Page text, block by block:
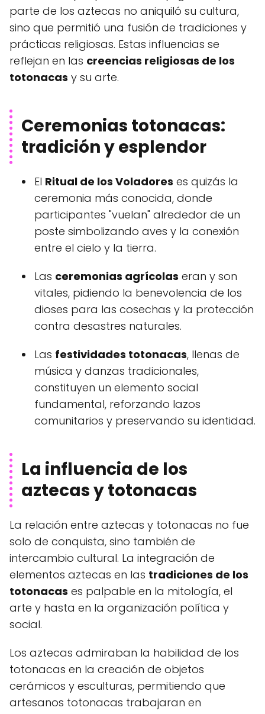
parte de los aztecas no aniquiló su cultura,
sino que permitió una fusión de tradiciones y
prácticas religiosas. Estas influencias se
reflejan en las creencias religiosas de los
totonacas y su arte.
Ceremonias totonacas:
tradición y esplendor
El Ritual de los Voladores es quizás la
ceremonia más conocida, donde
participantes "vuelan" alrededor de un
poste simbolizando aves y la conexión
entre el cielo y la tierra.
Las ceremonias agrícolas eran y son
vitales, pidiendo la benevolencia de los
dioses para las cosechas y la protección
contra desastres naturales.
Las festividades totonacas, llenas de
música y danzas tradicionales,
constituyen un elemento social
fundamental, reforzando lazos
comunitarios y preservando su identidad.
La influencia de los
aztecas y totonacas
La relación entre aztecas y totonacas no fue
solo de conquista, sino también de
intercambio cultural. La integración de
elementos aztecas en las tradiciones de los
totonacas es palpable en la mitología, el
arte y hasta en la organización política y
social.
Los aztecas admiraban la habilidad de los
totonacas en la creación de objetos
cerámicos y esculturas, permitiendo que
artesanos totonacas trabajaran en